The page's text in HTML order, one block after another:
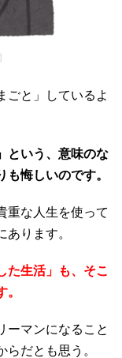
ごと」しているよ
という、意味のな
悔しいのです。
重な人生を使って
ります。
た生活」も、そこ
ーマンになること
だとも思う。